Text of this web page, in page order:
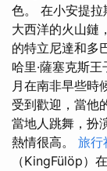
色。 在小安提
大西洋的火山鏈
的特立尼達和多
哈里·薩塞克斯
月在南非早些時
受到歡迎，當他
當地人跳舞，扮
熱情很高。 旅行
（KingFülöp）